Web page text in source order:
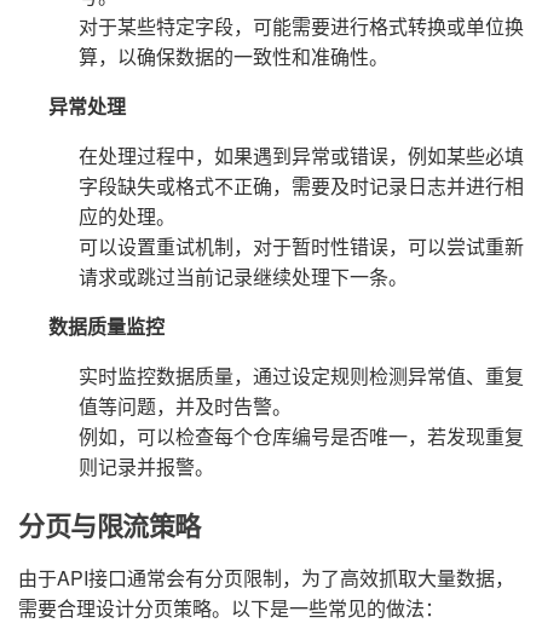
对于某些特定字段，可能需要进行格式转换或单位换
算，以确保数据的一致性和准确性。
异常处理
在处理过程中，如果遇到异常或错误，例如某些必填
字段缺失或格式不正确，需要及时记录日志并进行相
应的处理。
可以设置重试机制，对于暂时性错误，可以尝试重新
请求或跳过当前记录继续处理下一条。
数据质量监控
实时监控数据质量，通过设定规则检测异常值、重复
值等问题，并及时告警。
例如，可以检查每个仓库编号是否唯一，若发现重复
则记录并报警。
分页与限流策略
由于API接口通常会有分页限制，为了高效抓取大量数据，
需要合理设计分页策略。以下是一些常见的做法：